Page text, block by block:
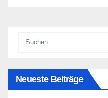
Neueste Beiträge